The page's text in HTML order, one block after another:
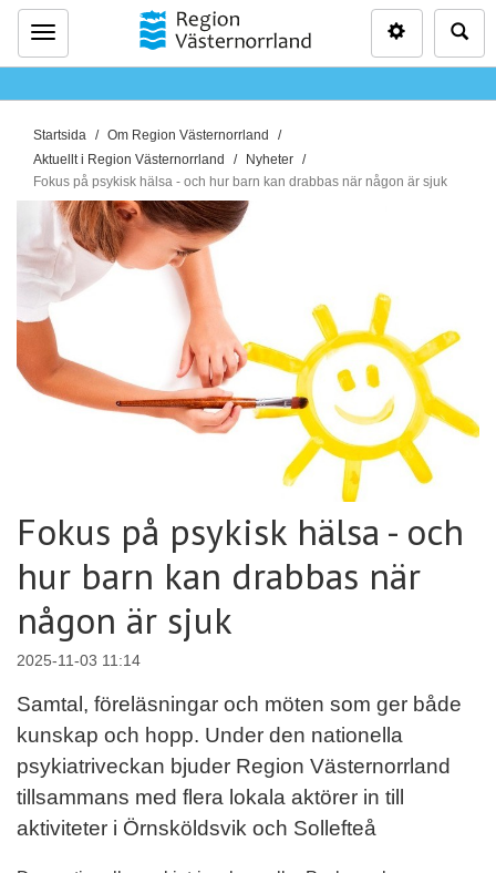
Meny
D
u
ä
h
ä
r
:
Startsida
Om Region Västernorrland
Aktuellt i Region Västernorrland
Nyheter
Fokus på psykisk hälsa - och hur barn kan drabbas när någon är sjuk
Fokus på psykisk hälsa - och
hur barn kan drabbas när
någon är sjuk
2025-11-03 11:14
Samtal, föreläsningar och möten som ger både
kunskap och hopp. Under den nationella
psykiatriveckan bjuder Region Västernorrland
tillsammans med flera lokala aktörer in till
aktiviteter i Örnsköldsvik och Sollefteå